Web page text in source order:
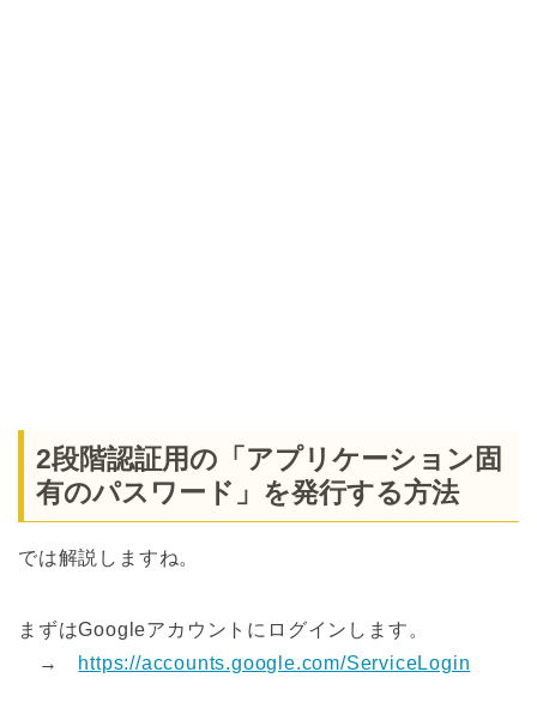
2段階認証用の「アプリケーション固
有のパスワード」を発行する方法
では解説しますね。
まずはGoogleアカウントにログインします。
→ https://accounts.google.com/ServiceLogin